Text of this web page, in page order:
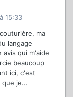
15:33
ma
langage
avis qui m'aide
beaucoup
ici, c'est
que je...